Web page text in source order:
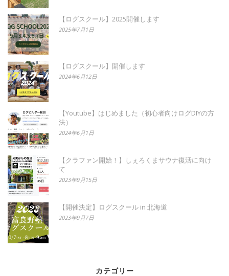
【ログスクール】2025開催します
2025年7月1日
【ログスクール】開催します
2024年6月12日
【Youtube】はじめました（初心者向けログDIYの方
法）
2024年6月1日
【クラファン開始！】しぇろくまサウナ復活に向け
て
2023年9月15日
【開催決定】ログスクール in 北海道
2023年9月7日
カテゴリー